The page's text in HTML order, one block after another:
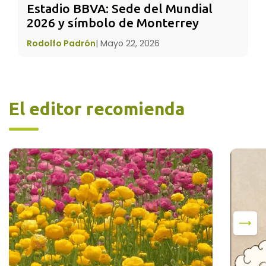
* Aumentar la cantidad deniñasen el área de
ciencias: Muchas veces lasniñasson
excluidas en las materias científicas porque se
les considera inferiores. Deben abrirse nuevas
oportunidades que les permitan desarrollarse
Estadio BBVA: Sede del Mundial
2026 y símbolo de Monterrey
Rodolfo Padrón| Mayo 22, 2026
El editor recomienda